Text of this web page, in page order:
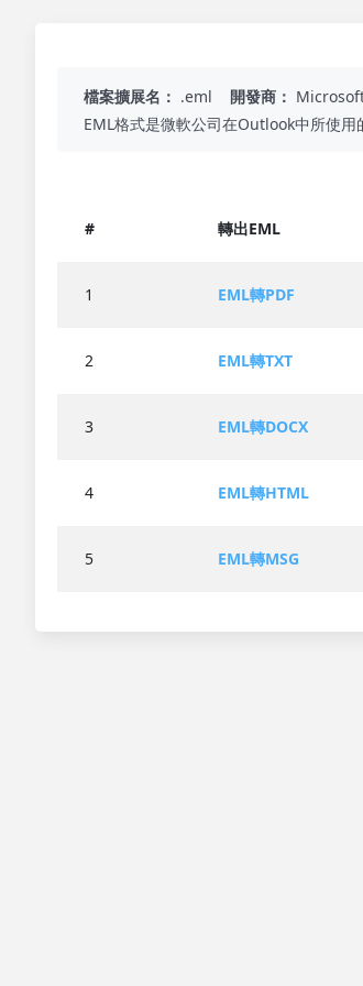
檔案擴展名： .eml 開發商：
EML格式是微軟公司在Outlook中所使用
# 轉出EML
1 EML轉PDF
2 EML轉TXT
3 EML轉DOCX
4 EML轉HTML
5 EML轉MSG